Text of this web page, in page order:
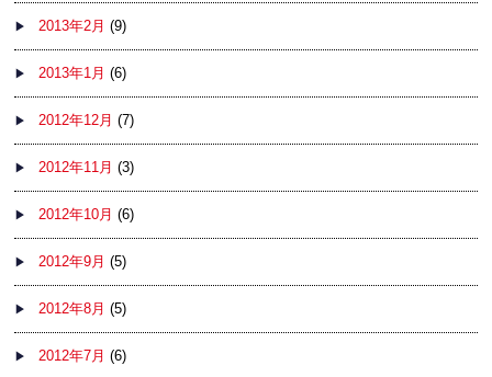
2013年2月 (9)
2013年1月 (6)
2012年12月 (7)
2012年11月 (3)
2012年10月 (6)
2012年9月 (5)
2012年8月 (5)
2012年7月 (6)